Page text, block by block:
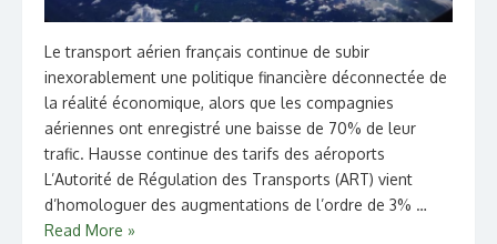
Le transport aérien français continue de subir
inexorablement une politique financière déconnectée de
la réalité économique, alors que les compagnies
aériennes ont enregistré une baisse de 70% de leur
trafic. Hausse continue des tarifs des aéroports
L’Autorité de Régulation des Transports (ART) vient
d’homologuer des augmentations de l’ordre de 3% …
Read More »